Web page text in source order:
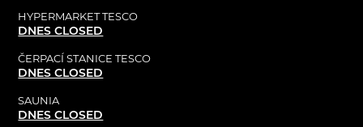
HYPERMARKET TESCO
DNES CLOSED
ČERPACÍ STANICE TESCO
DNES CLOSED
SAUNIA
DNES CLOSED